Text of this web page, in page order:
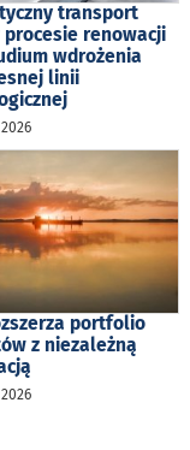
transport
renowacji
wdrożenia
linii
portfolio
z niezależną